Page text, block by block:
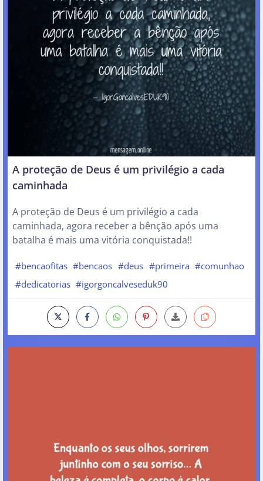
A proteção de Deus é um privilégio a cada
caminhada
A proteção de Deus é um privilégio a cada
caminhada, agora receber a bênção após uma
batalha é mais uma vitória conquistada!!
#bencaofitas #bencaos #deus #primeira #comunhao
#dedicatorias #igorgoncalveseduk90